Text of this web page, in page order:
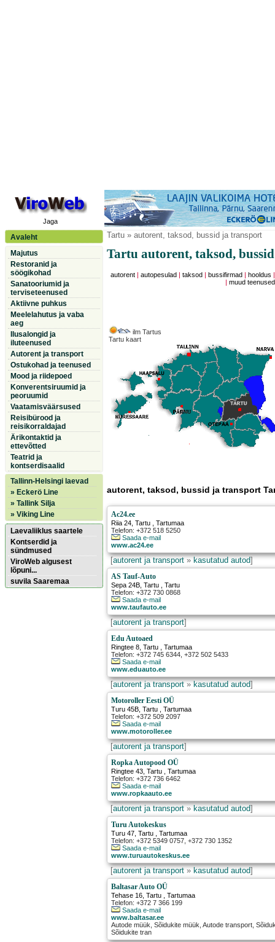
Jaga
Avaleht
Majutus
Restoranid ja
söögikohad
Sanatooriumid ja
terviseteenused
Aktiivne puhkus
Meelelahutus ja vaba
aeg
Ilusalongid ja
iluteenused
Autorent ja transport
Ostukohad ja teenused
Mood ja riidepoed
Konverentsiruumid ja
peoruumid
Vaatamisväärsused
Reisibürood ja
reisikorraldajad
Ärikontaktid ja
ettevõtted
Teatrid ja
kontserdisaalid
Tallinn-Helsingi laevad
» Eckerö Line
» Tallink Silja
» Viking Line
Laevaliiklus saartele
Kontserdid ja
sündmused
ViroWeb algusest
lõpuni...
suvila Saaremaa
Tartu » autorent, taksod, bussid ja transport
Tartu autorent, taksod,
autorent| autopesulad taksod bussifirmad hooldus
|muud teenused
ilm Tartus
Tartu kaart
autorent, taksod, bussid ja transport
Ac24.ee
Riia 24 ,Tartu , Tartumaa
Telefon: +372 518 5250
Saada e-mail
www.ac24.ee
[autorent ja transport»kasutatud autod]
AS Tauf-Auto
Sepa 24B ,Tartu , Tartu
Telefon: +372 730 0868
Saada e-mail
www.taufauto.ee
[autorent ja transport]
Edu Autoaed
Ringtee 8 ,Tartu , Tartumaa
Telefon: +372 745 6344, +372 502 5433
Saada e-mail
www.eduauto.ee
[autorent ja transport»kasutatud autod]
Motoroller Eesti OÜ
Turu 45B ,Tartu , Tartumaa
Telefon: +372 509 2097
Saada e-mail
www.motoroller.ee
[autorent ja transport]
Ropka Autopood OÜ
Ringtee 43 ,Tartu , Tartumaa
Telefon: +372 736 6462
Saada e-mail
www.ropkaauto.ee
[autorent ja transport»kasutatud autod]
Turu Autokeskus
Turu 47 ,Tartu , Tartumaa
Telefon: +372 5349 0757, +372 730 1352
Saada e-mail
www.turuautokeskus.ee
[autorent ja transport»kasutatud autod]
Baltasar Auto OÜ
Tehase 16 ,Tartu , Tartumaa
Telefon: +372 7 366 199
Saada e-mail
www.baltasar.ee
Autode müük, Sõidukite müük, Autode transport,
Sõidukite tran